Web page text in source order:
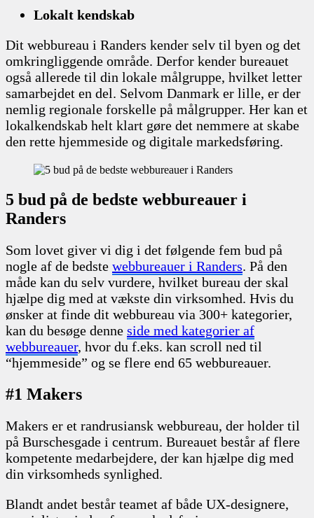
Lokalt kendskab
Dit webbureau i Randers kender selv til byen og det
omkringliggende område. Derfor kender bureauet
også allerede til din lokale målgruppe, hvilket letter
samarbejdet en del. Selvom Danmark er lille, er der
nemlig regionale forskelle på målgrupper. Her kan et
lokalkendskab helt klart gøre det nemmere at skabe
den rette hjemmeside og digitale markedsføring.
5 bud på de bedste webbureauer i
Randers
Som lovet giver vi dig i det følgende fem bud på
nogle af de bedste webbureauer i Randers. På den
måde kan du selv vurdere, hvilket bureau der skal
hjælpe dig med at vækste din virksomhed. Hvis du
ønsker at finde dit webbureau via 300+ kategorier,
kan du besøge denne side med kategorier af
webbureauer, hvor du f.eks. kan scroll ned til
“hjemmeside” og se flere end 65 webbureauer.
#1 Makers
Makers er et randrusiansk webbureau, der holder til
på Burschesgade i centrum. Bureauet består af flere
kompetente medarbejdere, der kan hjælpe dig med
din virksomheds synlighed.
Blandt andet består teamet af både UX-designere,